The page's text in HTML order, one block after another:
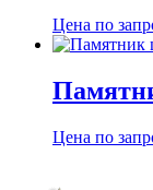
Цена по
Цена по